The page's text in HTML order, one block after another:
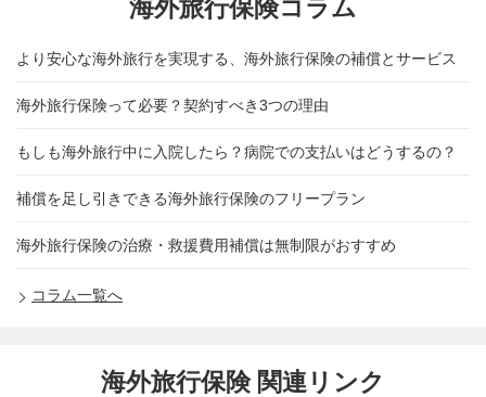
海外旅行保険コラム
より安心な海外旅行を実現する、海外旅行保険の補償とサービス
海外旅行保険って必要？契約すべき3つの理由
もしも海外旅行中に入院したら？病院での支払いはどうするの？
補償を足し引きできる海外旅行保険のフリープラン
海外旅行保険の治療・救援費用補償は無制限がおすすめ
コラム一覧へ
海外旅行保険 関連リンク